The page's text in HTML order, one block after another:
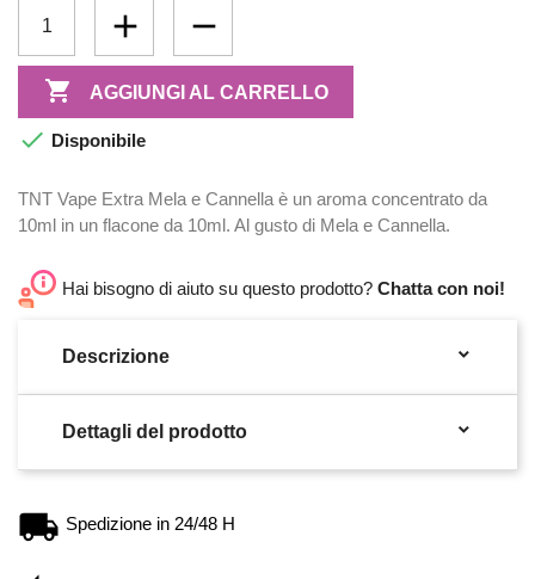
 AGGIUNGI AL CARRELLO
 Disponibile
TNT Vape Extra Mela e Cannella è un aroma concentrato da
10ml in un flacone da 10ml. Al gusto di Mela e Cannella.
Hai bisogno di aiuto su questo prodotto? Chatta con noi!
Descrizione 
Dettagli del prodotto 
Spedizione in 24/48 H